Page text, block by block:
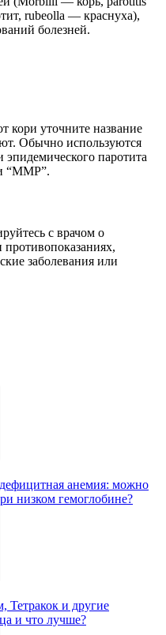
rubeolla — краснуха),
болезней.
кори уточните название
Обычно используются
паротита
“ММР”.
с врачом о
заболевания или
анемия: можно
низком гемоглобине?
Тетракок и другие
и что лучше?